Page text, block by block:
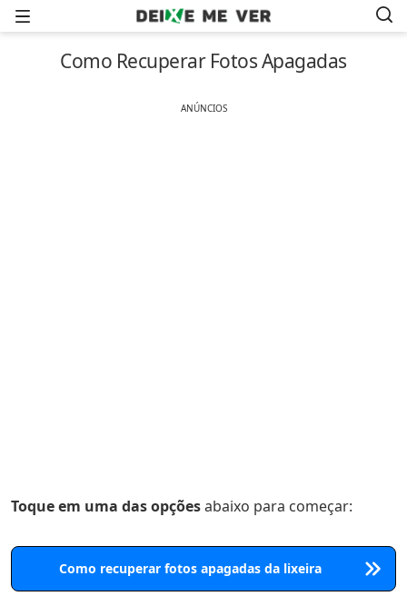
Menu
Como Recuperar Fotos Apagadas
ANÚNCIOS
Toque em uma das opçõesabaixo para começar:
Como recuperar fotos apagadas da lixeira